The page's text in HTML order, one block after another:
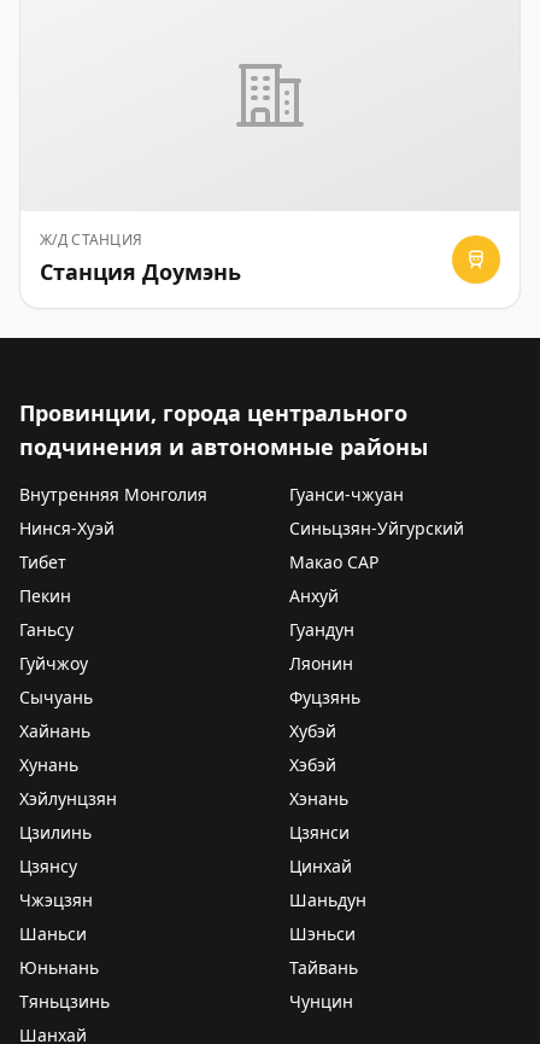
Ж/Д СТАНЦИЯ
Станция Доумэнь
Провинции, города центрального
подчинения и автономные районы
Внутренняя Монголия
Гуанси-чжуан
Нинся-Хуэй
Синьцзян-Уйгурский
Тибет
Макао САР
Пекин
Анхуй
Ганьсу
Гуандун
Гуйчжоу
Ляонин
Сычуань
Фуцзянь
Хайнань
Хубэй
Хунань
Хэбэй
Хэйлунцзян
Хэнань
Цзилинь
Цзянси
Цзянсу
Цинхай
Чжэцзян
Шаньдун
Шаньси
Шэньси
Юньнань
Тайвань
Тяньцзинь
Чунцин
Шанхай